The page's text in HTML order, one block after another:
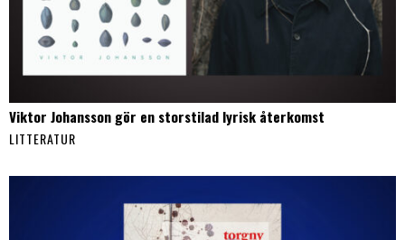
Viktor Johansson gör en storstilad lyrisk återkomst
LITTERATUR